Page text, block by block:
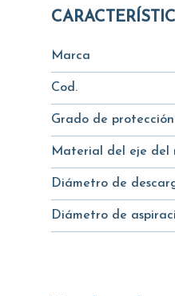
Marca
Cod.
Grado de protección
Material del eje del
Diámetro de
Diámetro de